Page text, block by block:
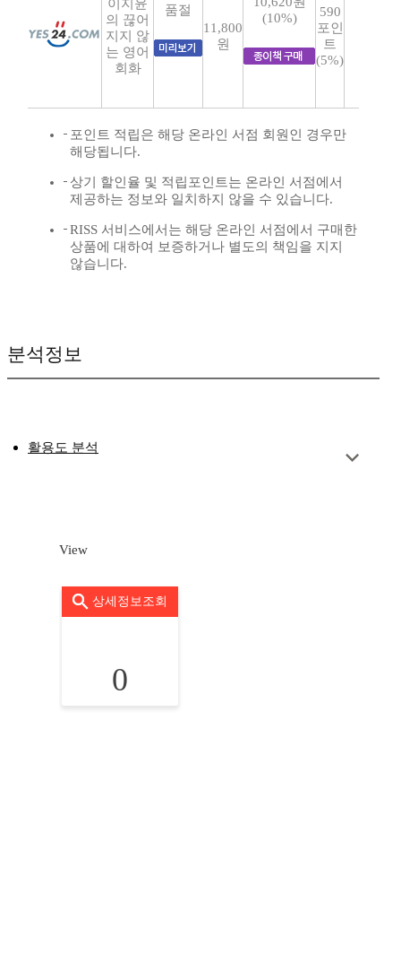
이지윤
의 끊어
지지 않
는 영어
회화
품절
11,800
원
(10%)
590
포인
트
(5%)
포인트 적립은 해당 온라인 서점 회원인 경우만
해당됩니다.
상기 할인율 및 적립포인트는 온라인 서점에서
제공하는 정보와 일치하지 않을 수 있습니다.
RISS 서비스에서는 해당 온라인 서점에서 구매한
상품에 대하여 보증하거나 별도의 책임을 지지
않습니다.
분석정보
활용도 분석
View
상세정보조회
0